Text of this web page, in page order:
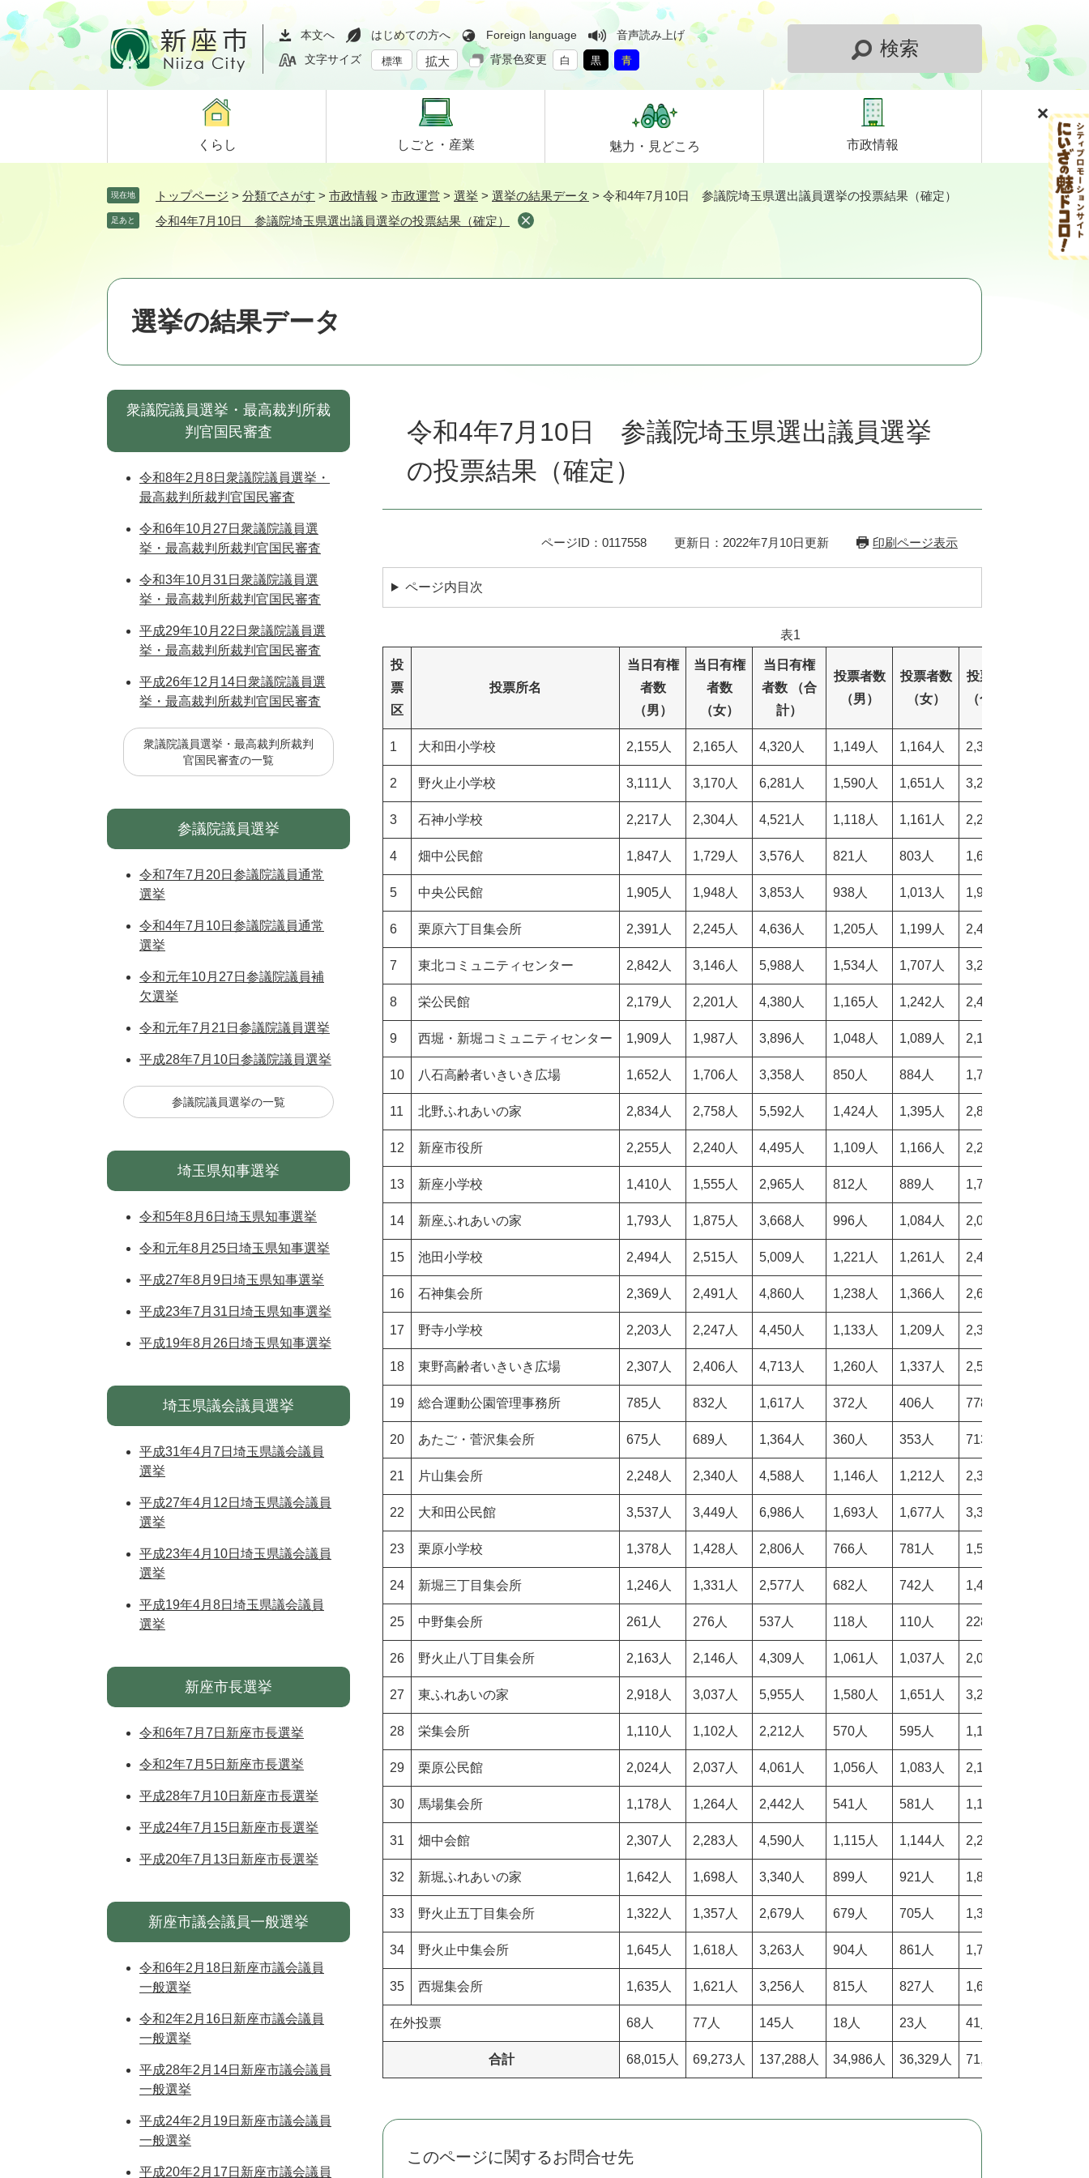
ペ
ー
ジ
メ
ニ
ュ
て
本文へ はじめての方へ Foreign language
音声読み上げ
文字サイズ
標準 拡大 背景色変更 白 黒 青
検索
くらし しごと・ 産業 魅力・ 見どころ 市政情報
現在地 トップページ > 分類でさがす > 市政情報 > 市政運営 > 選挙 > 選挙の結果データ > 令和4年7月10日 参議院埼玉県選出議員選挙の投票結果（確定）
足あと 令和4年7月10日 参議院埼玉県選出議員選挙の投票結果（確定）
選挙の結果データ
令和4年7月10日 参議院埼玉県選出議員選挙
の投票結果（確定）
ページID：0117558 更新日：2022年7月10日更新 印刷ページ表示
ページ内目次
表1
投
票
区
投票所名
当日有権
者数
（男）
当日有権
者数
（女）
当日有権
者数 （合
計）
投票者数
（男）
投票者数
（女）
投票者数
（合計）
1 大和田小学校 2,155人 2,165人 4,320人 1,149人 1,164人 2,313人
2 野火止小学校 3,111人 3,170人 6,281人 1,590人 1,651人 3,241人
3 石神小学校 2,217人 2,304人 4,521人 1,118人 1,161人 2,279人
4 畑中公民館 1,847人 1,729人 3,576人 821人 803人 1,624人
5 中央公民館 1,905人 1,948人 3,853人 938人 1,013人 1,951人
6 栗原六丁目集会所 2,391人 2,245人 4,636人 1,205人 1,199人 2,404人
7 東北コミュニティセンター 2,842人 3,146人 5,988人 1,534人 1,707人 3,241人
8 栄公民館 2,179人 2,201人 4,380人 1,165人 1,242人 2,407人
9 西堀・新堀コミュニティセンター 1,909人 1,987人 3,896人 1,048人 1,089人 2,137人
10 八石高齢者いきいき広場 1,652人 1,706人 3,358人 850人 884人 1,734人
11 北野ふれあいの家 2,834人 2,758人 5,592人 1,424人 1,395人 2,819人
12 新座市役所 2,255人 2,240人 4,495人 1,109人 1,166人 2,275人
13 新座小学校 1,410人 1,555人 2,965人 812人 889人 1,701人
14 新座ふれあいの家 1,793人 1,875人 3,668人 996人 1,084人 2,080人
15 池田小学校 2,494人 2,515人 5,009人 1,221人 1,261人 2,482人
16 石神集会所 2,369人 2,491人 4,860人 1,238人 1,366人 2,604人
17 野寺小学校 2,203人 2,247人 4,450人 1,133人 1,209人 2,342人
18 東野高齢者いきいき広場 2,307人 2,406人 4,713人 1,260人 1,337人 2,597人
19 総合運動公園管理事務所 785人 832人 1,617人 372人 406人 778人
20 あたご・菅沢集会所 675人 689人 1,364人 360人 353人 713人
21 片山集会所 2,248人 2,340人 4,588人 1,146人 1,212人 2,358人
22 大和田公民館 3,537人 3,449人 6,986人 1,693人 1,677人 3,370人
23 栗原小学校 1,378人 1,428人 2,806人 766人 781人 1,547人
24 新堀三丁目集会所 1,246人 1,331人 2,577人 682人 742人 1,424人
25 中野集会所 261人 276人 537人 118人 110人 228人
26 野火止八丁目集会所 2,163人 2,146人 4,309人 1,061人 1,037人 2,098人
27 東ふれあいの家 2,918人 3,037人 5,955人 1,580人 1,651人 3,231人
28 栄集会所 1,110人 1,102人 2,212人 570人 595人 1,165人
29 栗原公民館 2,024人 2,037人 4,061人 1,056人 1,083人 2,139人
30 馬場集会所 1,178人 1,264人 2,442人 541人 581人 1,122人
31 畑中会館 2,307人 2,283人 4,590人 1,115人 1,144人 2,259人
32 新堀ふれあいの家 1,642人 1,698人 3,340人 899人 921人 1,820人
33 野火止五丁目集会所 1,322人 1,357人 2,679人 679人 705人 1,384人
34 野火止中集会所 1,645人 1,618人 3,263人 904人 861人 1,765人
35 西堀集会所 1,635人 1,621人 3,256人 815人 827人 1,642人
在外投票 68人 77人 145人 18人 23人 41人
合計 68,015人 69,273人 137,288人 34,986人 36,329人 71,315人
このページに関するお問合せ先
衆議院議員選挙・最高裁判所裁
判官国民審査
令和8年2月8日衆議院議員選挙・
最高裁判所裁判官国民審査
令和6年10月27日衆議院議員選
挙・最高裁判所裁判官国民審査
令和3年10月31日衆議院議員選
挙・最高裁判所裁判官国民審査
平成29年10月22日衆議院議員選
挙・最高裁判所裁判官国民審査
平成26年12月14日衆議院議員選
挙・最高裁判所裁判官国民審査
衆議院議員選挙・最高裁判所裁判
官国民審査の一覧
参議院議員選挙
令和7年7月20日参議院議員通常
選挙
令和4年7月10日参議院議員通常
選挙
令和元年10月27日参議院議員補
欠選挙
令和元年7月21日参議院議員選挙
平成28年7月10日参議院議員選挙
参議院議員選挙の一覧
埼玉県知事選挙
令和5年8月6日埼玉県知事選挙
令和元年8月25日埼玉県知事選挙
平成27年8月9日埼玉県知事選挙
平成23年7月31日埼玉県知事選挙
平成19年8月26日埼玉県知事選挙
埼玉県議会議員選挙
平成31年4月7日埼玉県議会議員
選挙
平成27年4月12日埼玉県議会議員
選挙
平成23年4月10日埼玉県議会議員
選挙
平成19年4月8日埼玉県議会議員
選挙
新座市長選挙
令和6年7月7日新座市長選挙
令和2年7月5日新座市長選挙
平成28年7月10日新座市長選挙
平成24年7月15日新座市長選挙
平成20年7月13日新座市長選挙
新座市議会議員一般選挙
令和6年2月18日新座市議会議員
一般選挙
令和2年2月16日新座市議会議員
一般選挙
平成28年2月14日新座市議会議員
一般選挙
平成24年2月19日新座市議会議員
一般選挙
平成20年2月17日新座市議会議員